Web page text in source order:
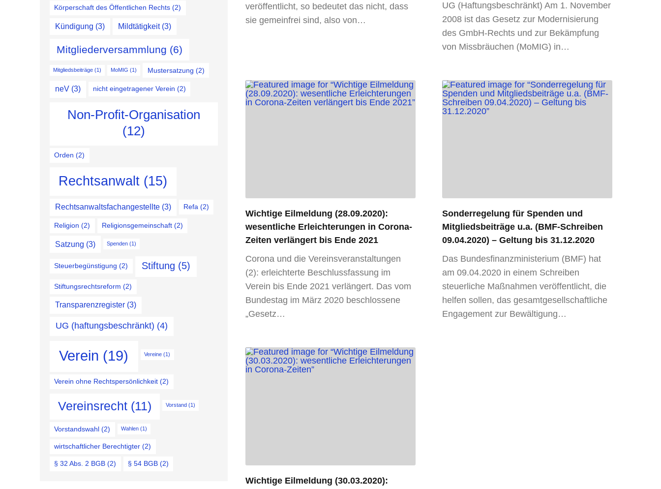
Körperschaft des Öffentlichen Rechts (2)
Kündigung (3) Mildtätigkeit(3)
Mitgliederversammlung (6)
Mitgliedsbeiträge(1) MoMIG (1) Mustersatzung (2)
neV(3) nicht eingetragener Verein (2)
Non-Profit-Organisation
(12)
Orden (2)
Rechtsanwalt (15)
Rechtsanwaltsfachangestellte(3) Refa (2)
Religion (2) Religionsgemeinschaft (2)
Satzung (3) Spenden(1)
Steuerbegünstigung (2) Stiftung (5)
Stiftungsrechtsreform (2)
Transparenzregister(3)
UG (haftungsbeschränkt) (4)
Verein (19) Vereine (1)
Verein ohne Rechtspersönlichkeit (2)
Vereinsrecht(11) Vorstand(1)
Vorstandswahl (2) Wahlen(1)
wirtschaftlicher Berechtigter (2)
§ 32 Abs. 2 BGB (2) § 54 BGB (2)
veröffentlicht, so bedeutet das nicht, dass
sie gemeinfrei sind, also von…
UG (Haftungsbeschränkt) Am 1. November
2008 ist das Gesetz zur Modernisierung
des GmbH-Rechts und zur Bekämpfung
von Missbräuchen (MoMIG) in…
Wichtige Eilmeldung (28.09.2020):
wesentliche Erleichterungen in Corona-
Zeiten verlängert bis Ende 2021
Corona und die Vereinsveranstaltungen
(2): erleichterte Beschlussfassung im
Verein bis Ende 2021 verlängert. Das vom
Bundestag im März 2020 beschlossene
„Gesetz…
Sonderregelung für Spenden und
Mitgliedsbeiträge u.a. (BMF-Schreiben
09.04.2020) – Geltung bis 31.12.2020
Das Bundesfinanzministerium (BMF) hat
am 09.04.2020 in einem Schreiben
steuerliche Maßnahmen veröffentlicht, die
helfen sollen, das gesamtgesellschaftliche
Engagement zur Bewältigung…
Wichtige Eilmeldung (30.03.2020):